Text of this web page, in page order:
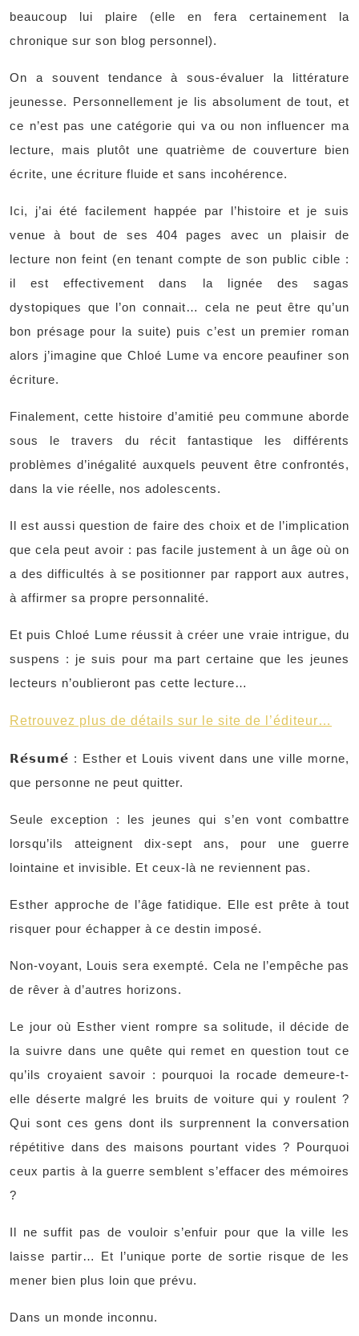
beaucoup lui plaire (elle en fera certainement la
chronique sur son blog personnel).
On a souvent tendance à sous-évaluer la littérature
jeunesse. Personnellement je lis absolument de tout, et
ce n’est pas une catégorie qui va ou non influencer ma
lecture, mais plutôt une quatrième de couverture bien
écrite, une écriture fluide et sans incohérence.
Ici, j’ai été facilement happée par l’histoire et je suis
venue à bout de ses 404 pages avec un plaisir de
lecture non feint (en tenant compte de son public cible :
il est effectivement dans la lignée des sagas
dystopiques que l’on connait… cela ne peut être qu’un
bon présage pour la suite) puis c’est un premier roman
alors j’imagine que Chloé Lume va encore peaufiner son
écriture.
Finalement, cette histoire d’amitié peu commune aborde
sous le travers du récit fantastique les différents
problèmes d’inégalité auxquels peuvent être confrontés,
dans la vie réelle, nos adolescents.
Il est aussi question de faire des choix et de l’implication
que cela peut avoir : pas facile justement à un âge où on
a des difficultés à se positionner par rapport aux autres,
à affirmer sa propre personnalité.
Et puis Chloé Lume réussit à créer une vraie intrigue, du
suspens : je suis pour ma part certaine que les jeunes
lecteurs n’oublieront pas cette lecture…
Retrouvez plus de détails sur le site de l’éditeur…
𝗥𝗲́𝘀𝘂𝗺𝗲́ : Esther et Louis vivent dans une ville morne,
que personne ne peut quitter.
Seule exception : les jeunes qui s’en vont combattre
lorsqu’ils atteignent dix-sept ans, pour une guerre
lointaine et invisible. Et ceux-là ne reviennent pas.
Esther approche de l’âge fatidique. Elle est prête à tout
risquer pour échapper à ce destin imposé.
Non-voyant, Louis sera exempté. Cela ne l’empêche pas
de rêver à d’autres horizons.
Le jour où Esther vient rompre sa solitude, il décide de
la suivre dans une quête qui remet en question tout ce
qu’ils croyaient savoir : pourquoi la rocade demeure-t-
elle déserte malgré les bruits de voiture qui y roulent ?
Qui sont ces gens dont ils surprennent la conversation
répétitive dans des maisons pourtant vides ? Pourquoi
ceux partis à la guerre semblent s’effacer des mémoires
?
Il ne suffit pas de vouloir s’enfuir pour que la ville les
laisse partir… Et l’unique porte de sortie risque de les
mener bien plus loin que prévu.
Dans un monde inconnu.